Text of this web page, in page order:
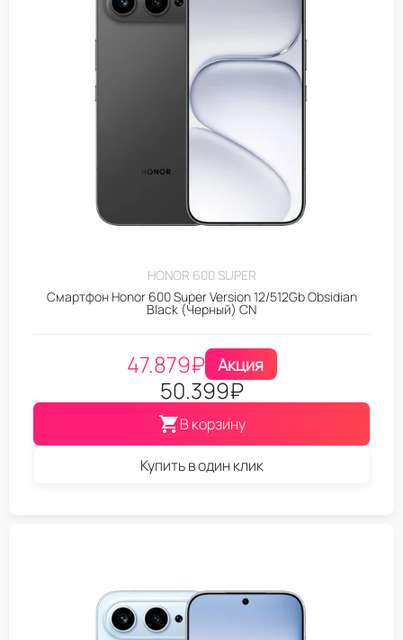
HONOR 600 SUPER
Смартфон Honor 600 Super Version 12/512Gb Obsidian
Black (Черный) CN
47.879₽ Акция
50.399₽
В корзину
Купить в один клик